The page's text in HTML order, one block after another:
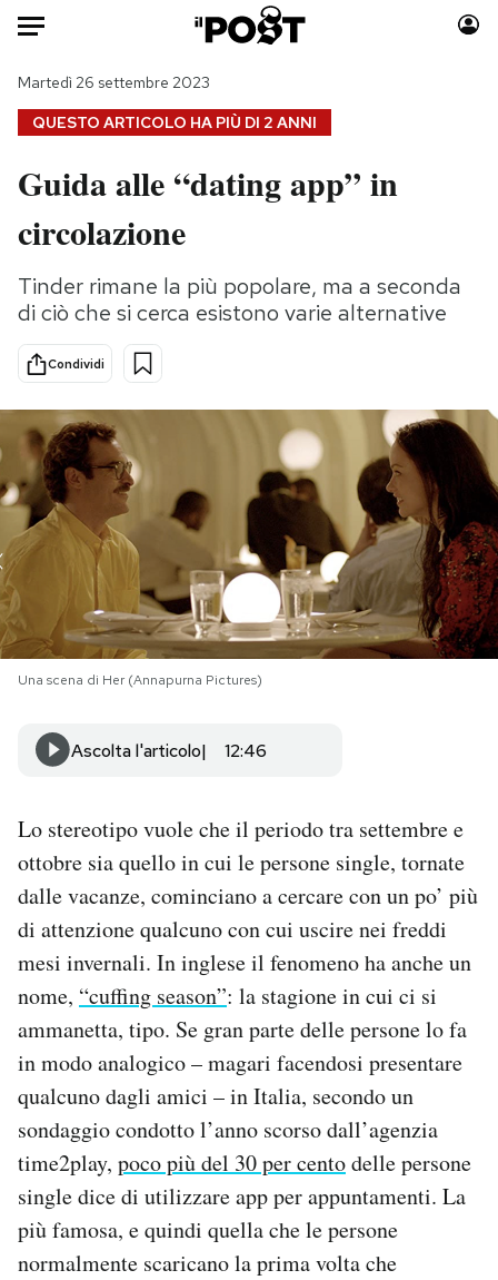
HOME
Italia
Politica
Tecnologia
Internet
Scienza
Cultura
Economia
Sport
Moda
Storie/Idee
Ok Boomer!
Altrecose
Mondiali calcio 2026
PODCAST
NEWSLETTER
I MIEI PREFERITI
SHOP
CALENDARIO
AREA PERSONALE
Area Personale
Newsletter
Notifiche mobile
Regala il Post
Hai bisogno di aiuto?
Esci
QUESTO ARTICOLO HA PIÙ DI 2 ANNI
Martedì 26 settembre 2023
Guida alle “dating app” in
circolazione
Tinder rimane la più popolare, ma a seconda
di ciò che si cerca esistono varie alternative
Condividi
Una scena di Her (Annapurna Pictures)
Ascolta l'articolo 12:46
Lo stereotipo vuole che il periodo tra settembre e
ottobre sia quello in cui le persone single, tornate
dalle vacanze, cominciano a cercare con un po’ più
di attenzione qualcuno con cui uscire nei freddi
mesi invernali. In inglese il fenomeno ha anche un
nome, “cuffing season”: la stagione in cui ci si
ammanetta, tipo. Se gran parte delle persone lo fa
in modo analogico – magari facendosi presentare
qualcuno dagli amici – in Italia, secondo un
sondaggio condotto l’anno scorso dall’agenzia
time2play, poco più del 30 per centodelle persone
single dice di utilizzare app per appuntamenti. La
più famosa, e quindi quella che le persone
normalmente scaricano la prima volta che